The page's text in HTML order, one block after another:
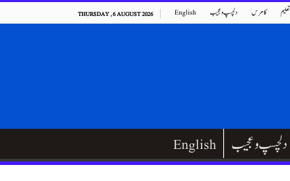
THURSDAY , 6 AUGUST 2026 English دلچسپ و عجیب کامرس تعلیم
English دلچسپ و عجیب